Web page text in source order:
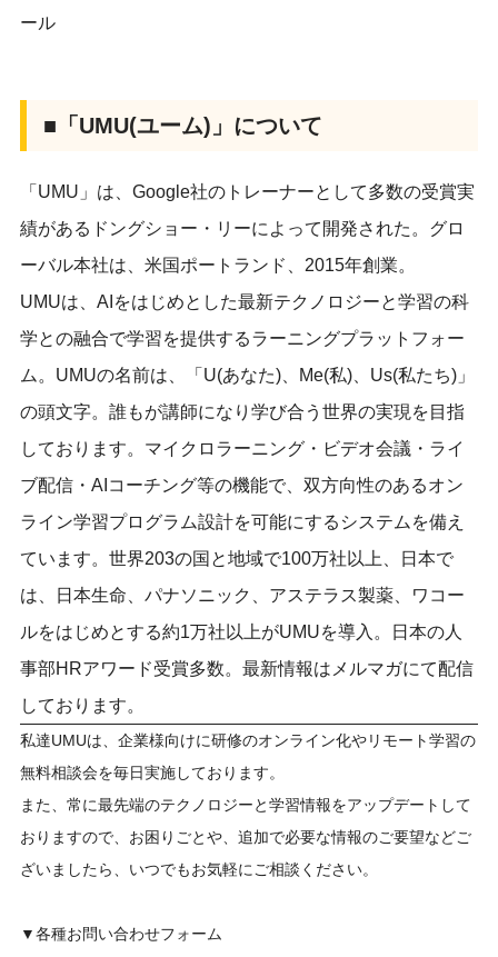
ール
■「UMU(ユーム)」について
「UMU」は、Google社のトレーナーとして多数の受賞実
績があるドングショー・リーによって開発された。グロ
ーバル本社は、米国ポートランド、2015年創業。
UMUは、AIをはじめとした最新テクノロジーと学習の科
学との融合で学習を提供するラーニングプラットフォー
ム。UMUの名前は、「U(あなた)、Me(私)、Us(私たち)」
の頭文字。誰もが講師になり学び合う世界の実現を目指
しております。マイクロラーニング・ビデオ会議・ライ
ブ配信・AIコーチング等の機能で、双方向性のあるオン
ライン学習プログラム設計を可能にするシステムを備え
ています。世界203の国と地域で100万社以上、日本で
は、日本生命、パナソニック、アステラス製薬、ワコー
ルをはじめとする約1万社以上がUMUを導入。日本の人
事部HRアワード受賞多数。最新情報はメルマガにて配信
しております。
私達UMUは、企業様向けに研修のオンライン化やリモート学習の
無料相談会を毎日実施しております。
また、常に最先端のテクノロジーと学習情報をアップデートして
おりますので、お困りごとや、追加で必要な情報のご要望などご
ざいましたら、いつでもお気軽にご相談ください。
▼各種お問い合わせフォーム